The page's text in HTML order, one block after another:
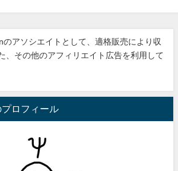
のアソシエイトとして、適格販売により収
、その他のアフィリエイト広告を利用して
ロフィール